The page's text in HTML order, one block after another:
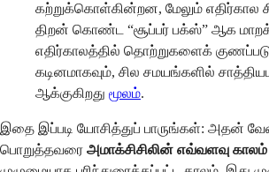
கற்றுக்கொள்கின்றன, மேலும் எதிர்கால
திறன் கொண்ட “சூப்பர் பக்ஸ்” ஆக
எதிர்காலத்தில் தொற்றுகளைக்
கடினமாகவும், சில சமயங்களில்
ஆக்குகிறது மூலம்.
இதை இப்படி யோசித்துப் பாருங்கள்: அதன்
பொறுத்தவரை அமாக்சிசிலின் எவ்வளவு காலம்